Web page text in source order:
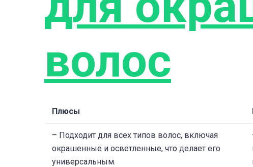
волос
Плюсы
– Подходит для всех типов волос, включая
окрашенные и осветленные, что делает его
универсальным.